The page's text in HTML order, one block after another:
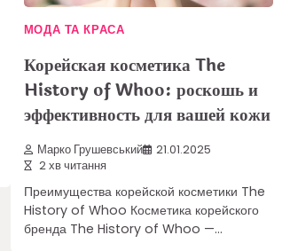
МОДА ТА КРАСА
Корейская косметика The
History of Whoo: роскошь и
эффективность для вашей кожи
Марко Грушевський
21.01.2025
2 хв читання
Преимущества корейской косметики The
History of Whoo Косметика корейского
бренда The History of Whoo —…